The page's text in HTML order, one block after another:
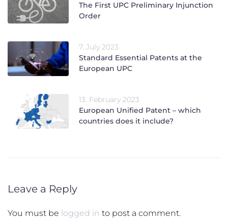
The First UPC Preliminary Injunction
Order
7. July 2023
Standard Essential Patents at the
European UPC
13. February 2023
European Unified Patent – which
countries does it include?
Leave a Reply
You must be logged in to post a comment.